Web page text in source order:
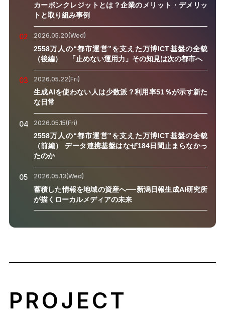
カーボンクレジットとは？企業のメリット・デメリッ
トと取り組み事例
02 2026.05.20(Wed)
2558万人の“都市運営”を支えた万博ICT基盤の全貌
（後編） 「止めない運用力」その知見は次の都市へ
03 2026.05.22(Fri)
生成AIを使わない人は少数派？利用率51％が示す新た
な日常
04 2026.05.15(Fri)
2558万人の“都市運営”を支えた万博ICT基盤の全貌
（前編） データ連携基盤はなぜ184日間止まらなかっ
たのか
05 2026.05.13(Wed)
蓄積した情報を地域の資産へ──新潟日報生成AI研究所
が描くローカルメディアの未来
PROJECT